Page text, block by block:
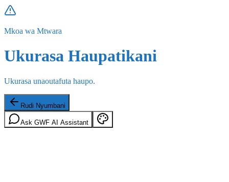
Mkoa wa Mtwara
Ukurasa Haupatikani
Ukurasa unaoutafuta haupo.
Rudi Nyumbani
Ask GWF AI Assistant